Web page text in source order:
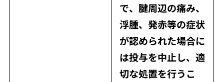
で、腱周辺の痛み、
浮腫、発赤等の症状
が認められた場合に
は投与を中止し、適
切な処置を行うこ